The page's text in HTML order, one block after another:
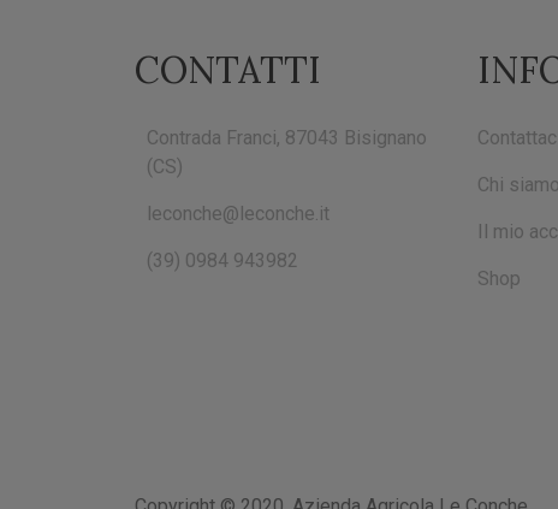
CONTATTI
Contrada Franci, 87043 Bisignano
(CS)
leconche@leconche.it
(39) 0984 943982
Chi siamo
Il mio
Shop